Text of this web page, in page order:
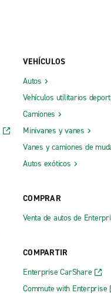
VEHÍCULOS
Autos
Vehículos utilitarios
Camiones
Minivanes y vanes
Vanes y camiones de
Autos exóticos
COMPRAR
Venta de autos de
COMPARTIR
Enterprise CarShare
Commute with Enterprise